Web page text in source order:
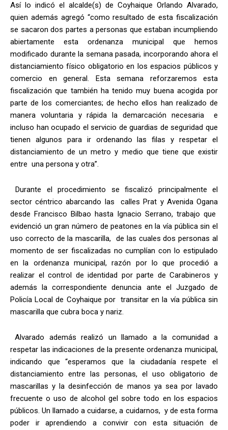
Así lo indicó el alcalde(s) de Coyhaique Orlando Alvarado,
quien además agregó “como resultado de esta fiscalización
se sacaron dos partes a personas que estaban incumpliendo
abiertamente esta ordenanza municipal que hemos
modificado durante la semana pasada, incorporando ahora el
distanciamiento físico obligatorio en los espacios públicos y
comercio en general. Esta semana reforzaremos esta
fiscalización que también ha tenido muy buena acogida por
parte de los comerciantes; de hecho ellos han realizado de
manera voluntaria y rápida la demarcación necesaria e
incluso han ocupado el servicio de guardias de seguridad que
tienen algunos para ir ordenando las filas y respetar el
distanciamiento de un metro y medio que tiene que existir
entre una persona y otra”.
Durante el procedimiento se fiscalizó principalmente el
sector céntrico abarcando las calles Prat y Avenida Ogana
desde Francisco Bilbao hasta Ignacio Serrano, trabajo que
evidenció un gran número de peatones en la vía pública sin el
uso correcto de la mascarilla, de las cuales dos personas al
momento de ser fiscalizadas no cumplían con lo estipulado
en la ordenanza municipal, razón por lo que procedió a
realizar el control de identidad por parte de Carabineros y
además la correspondiente denuncia ante el Juzgado de
Policía Local de Coyhaique por transitar en la vía pública sin
mascarilla que cubra boca y nariz.
Alvarado además realizó un llamado a la comunidad a
respetar las indicaciones de la presente ordenanza municipal,
indicando que “esperamos que la ciudadanía respete el
distanciamiento entre las personas, el uso obligatorio de
mascarillas y la desinfección de manos ya sea por lavado
frecuente o uso de alcohol gel sobre todo en los espacios
públicos. Un llamado a cuidarse, a cuidarnos, y de esta forma
poder ir aprendiendo a convivir con esta situación de